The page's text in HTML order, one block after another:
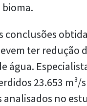
conclusões
ter redução
água.
23.653 m³/
no